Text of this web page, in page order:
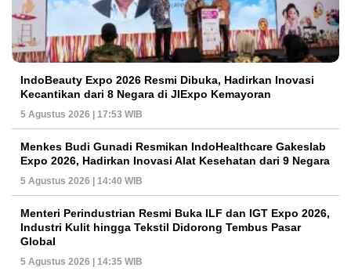
IndoBeauty Expo 2026 Resmi Dibuka, Hadirkan Inovasi
Kecantikan dari 8 Negara di JIExpo Kemayoran
5 Agustus 2026 | 17:53 WIB
Menkes Budi Gunadi Resmikan IndoHealthcare Gakeslab
Expo 2026, Hadirkan Inovasi Alat Kesehatan dari 9 Negara
5 Agustus 2026 | 14:40 WIB
Menteri Perindustrian Resmi Buka ILF dan IGT Expo 2026,
Industri Kulit hingga Tekstil Didorong Tembus Pasar
Global
5 Agustus 2026 | 14:35 WIB